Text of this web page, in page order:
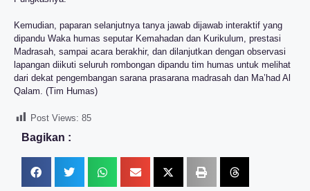
Kemudian, paparan selanjutnya tanya jawab dijawab interaktif yang
dipandu Waka humas seputar Kemahadan dan Kurikulum, prestasi
Madrasah, sampai acara berakhir, dan dilanjutkan dengan observasi
lapangan diikuti seluruh rombongan dipandu tim humas untuk melihat
dari dekat pengembangan sarana prasarana madrasah dan Ma’had Al
Qalam. (Tim Humas)
Post Views: 85
Bagikan :